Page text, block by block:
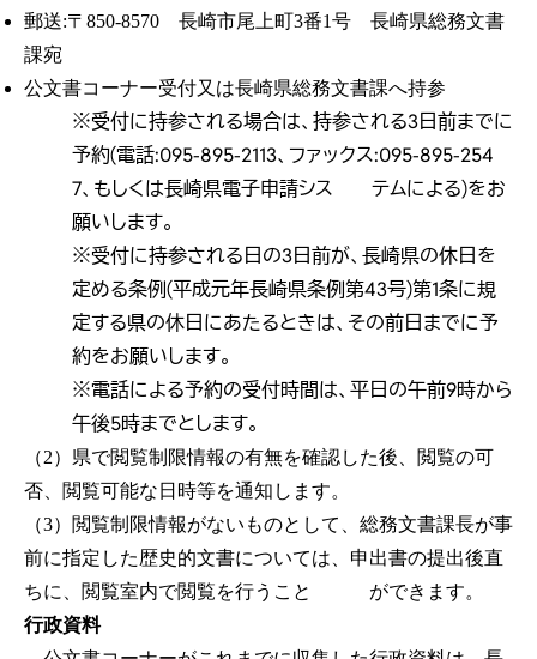
郵送:〒850-8570 長崎市尾上町3番1号 長崎県総務文書
課宛
公文書コーナー受付又は長崎県総務文書課へ持参
※受付に持参される場合は、持参される3日前までに
予約(電話:095-895-2113、ファックス:095-895-254
7、もしくは長崎県電子申請シス テムによる)をお
願いします。
※受付に持参される日の3日前が、長崎県の休日を
定める条例(平成元年長崎県条例第43号)第1条に規
定する県の休日にあたるときは、その前日までに予
約をお願いします。
※電話による予約の受付時間は、平日の午前9時から
午後5時までとします。
（2）県で閲覧制限情報の有無を確認した後、閲覧の可
否、閲覧可能な日時等を通知します。
（3）閲覧制限情報がないものとして、総務文書課長が事
前に指定した歴史的文書については、申出書の提出後直
ちに、閲覧室内で閲覧を行うこと ができます。
行政資料